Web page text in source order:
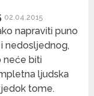
02.04.2015
napraviti puno
nedosljednog,
neće biti
ljudska
tome.